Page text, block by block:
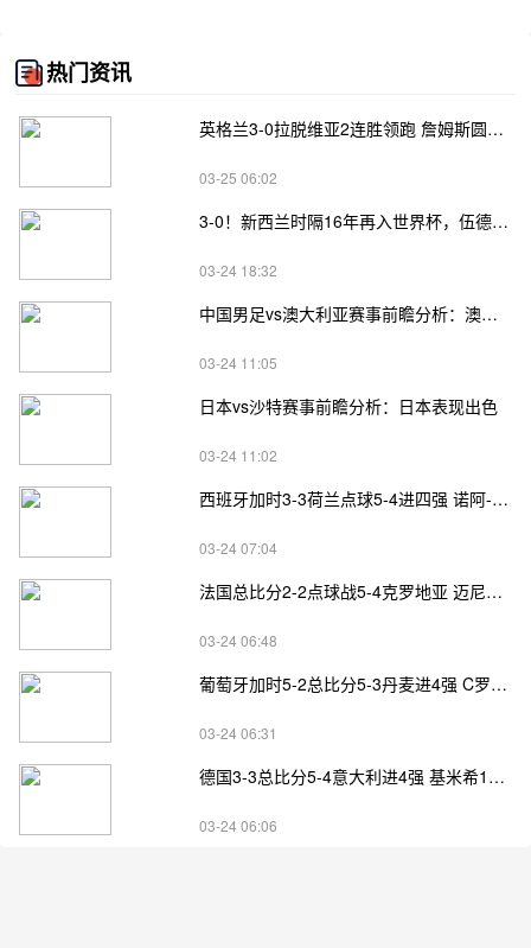
热门资讯
英格兰3-0拉脱维亚2连胜领跑 詹姆斯圆月弯刀凯恩埃泽建功
03-25 06:02
3-0！新西兰时隔16年再入世界杯，伍德将二度征战
03-24 18:32
中国男足vs澳大利亚赛事前瞻分析：澳大利亚进攻不俗
03-24 11:05
日本vs沙特赛事前瞻分析：日本表现出色
03-24 11:02
西班牙加时3-3荷兰点球5-4进四强 诺阿-朗&马伦失点
03-24 07:04
法国总比分2-2点球战5-4克罗地亚 迈尼昂两扑点
03-24 06:48
葡萄牙加时5-2总比分5-3丹麦进4强 C罗失点+补射破门
03-24 06:31
德国3-3总比分5-4意大利进4强 基米希1射2传小基恩双响
03-24 06:06